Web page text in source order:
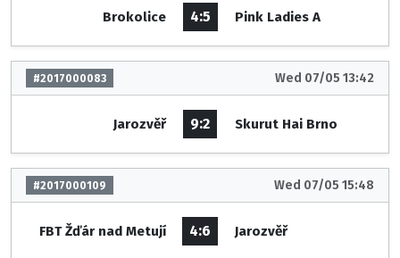
Brokolice 4:5 Pink Ladies A
#2017000083 Wed 07/05 13:42
Jarozvěř 9:2 Skurut Hai Brno
#2017000109 Wed 07/05 15:48
FBT Žďár nad Metují 4:6 Jarozvěř